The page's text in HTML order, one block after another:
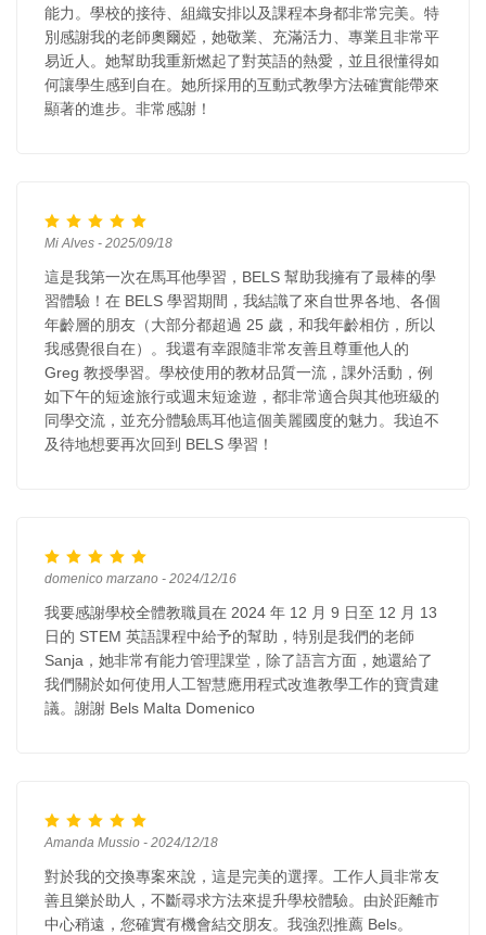
能力。學校的接待、組織安排以及課程本身都非常完美。特
別感謝我的老師奧爾婭，她敬業、充滿活力、專業且非常平
易近人。她幫助我重新燃起了對英語的熱愛，並且很懂得如
何讓學生感到自在。她所採用的互動式教學方法確實能帶來
顯著的進步。非常感謝！
Mi Alves - 2025/09/18
這是我第一次在馬耳他學習，BELS 幫助我擁有了最棒的學
習體驗！在 BELS 學習期間，我結識了來自世界各地、各個
年齡層的朋友（大部分都超過 25 歲，和我年齡相仿，所以
我感覺很自在）。我還有幸跟隨非常友善且尊重他人的
Greg 教授學習。學校使用的教材品質一流，課外活動，例
如下午的短途旅行或週末短途遊，都非常適合與其他班級的
同學交流，並充分體驗馬耳他這個美麗國度的魅力。我迫不
及待地想要再次回到 BELS 學習！
domenico marzano - 2024/12/16
我要感謝學校全體教職員在 2024 年 12 月 9 日至 12 月 13
日的 STEM 英語課程中給予的幫助，特別是我們的老師
Sanja，她非常有能力管理課堂，除了語言方面，她還給了
我們關於如何使用人工智慧應用程式改進教學工作的寶貴建
議。謝謝 Bels Malta Domenico
Amanda Mussio - 2024/12/18
對於我的交換專案來說，這是完美的選擇。工作人員非常友
善且樂於助人，不斷尋求方法來提升學校體驗。由於距離市
中心稍遠，您確實有機會結交朋友。我強烈推薦 Bels。